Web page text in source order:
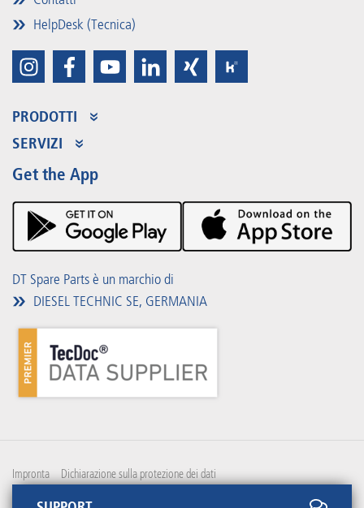
HelpDesk (Tecnica)
PRODOTTI
Assortimento dei prodotti
Partner Portal
Product Promotions
SERVIZI
Vantaggi
Premium Shop
Eventi
Scaricare
Get the App
DT Spare Parts è un marchio di
DIESEL TECHNIC SE, GERMANIA
Impronta Dichiarazione sulla protezione dei dati